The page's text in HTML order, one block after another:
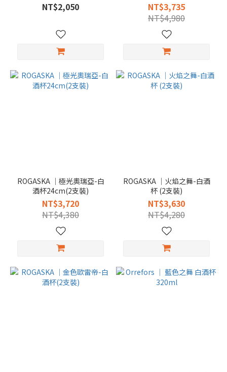
NT$2,050
NT$3,735
NT$4,980
ROGASKA │極光奧瑞亞-白
酒杯24cm(2支裝)
NT$3,720
NT$4,380
ROGASKA │火焰之舞-白酒
杯 (2支裝)
NT$3,630
NT$4,280